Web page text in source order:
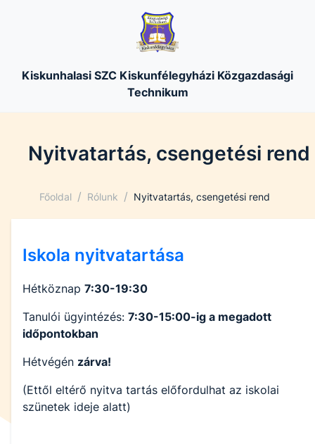
Kiskunhalasi SZC Kiskunfélegyházi Közgazdasági
Technikum
Nyitvatartás, csengetési rend
Főoldal / Rólunk / Nyitvatartás, csengetési rend
Iskola nyitvatartása
Hétköznap 7:30-19:30
Tanulói ügyintézés: 7:30-15:00-ig a megadott
időpontokban
Hétvégén zárva!
(Ettől eltérő nyitva tartás előfordulhat az iskolai
szünetek ideje alatt)